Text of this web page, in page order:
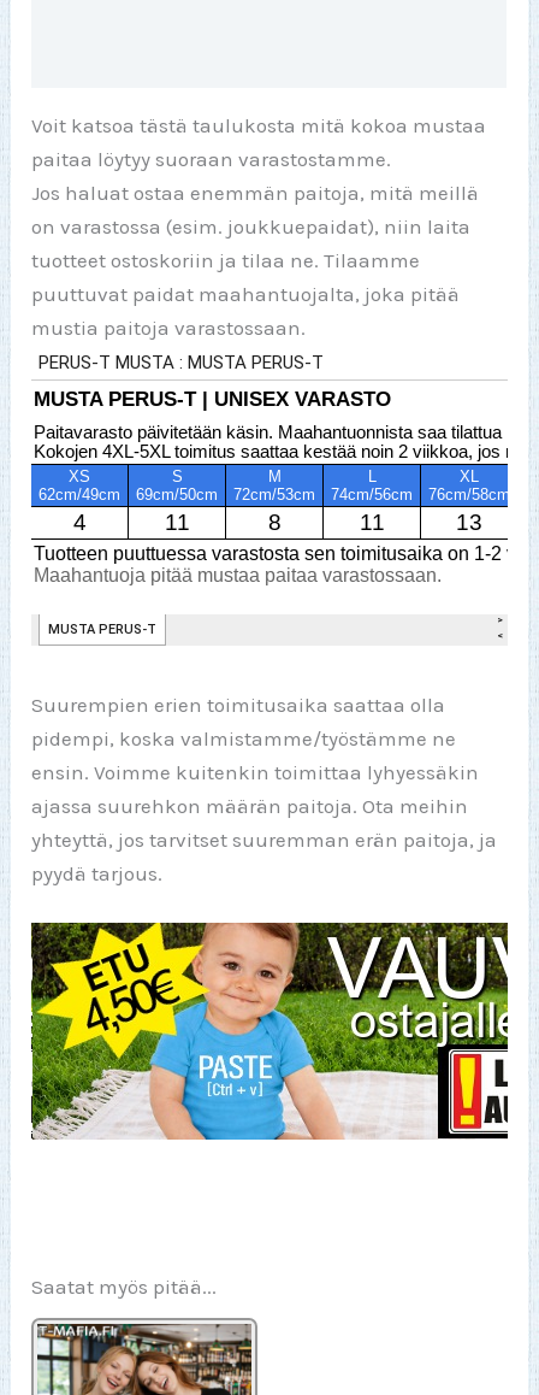
Voit katsoa tästä taulukosta mitä kokoa mustaa
paitaa löytyy suoraan varastostamme.
Jos haluat ostaa enemmän paitoja, mitä meillä
on varastossa (esim. joukkuepaidat), niin laita
tuotteet ostoskoriin ja tilaa ne. Tilaamme
puuttuvat paidat maahantuojalta, joka pitää
mustia paitoja varastossaan.
Suurempien erien toimitusaika saattaa olla
pidempi, koska valmistamme/työstämme ne
ensin. Voimme kuitenkin toimittaa lyhyessäkin
ajassa suurehkon määrän paitoja. Ota meihin
yhteyttä, jos tarvitset suuremman erän paitoja, ja
pyydä tarjous.
Saatat myös pitää...